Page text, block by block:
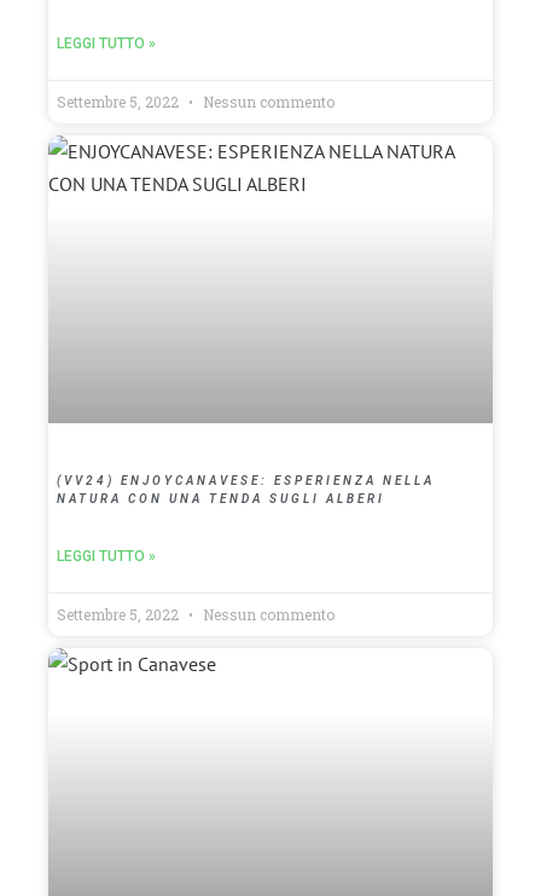
LEGGI TUTTO »
Settembre 5, 2022 Nessun commento
(VV24) ENJOYCANAVESE: ESPERIENZA NELLA
NATURA CON UNA TENDA SUGLI ALBERI
LEGGI TUTTO »
Settembre 5, 2022 Nessun commento